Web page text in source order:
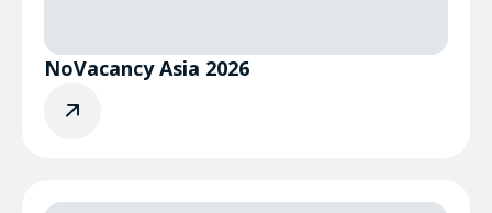
NoVacancy Asia 2026